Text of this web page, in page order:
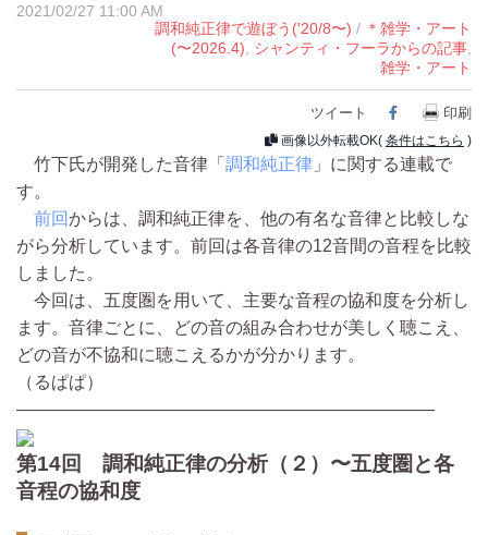
2021/02/27 11:00 AM
調和純正律で遊ぼう('20/8〜) / ＊雑学・アート
(〜2026.4), シャンティ・フーラからの記事,
雑学・アート
ツイート Facebook
印刷
画像以外転載OK( 条件はこちら )
竹下氏が開発した音律「 調和純正律 」に関する連載で
す。
前回からは、調和純正律を、他の有名な音律と比較しな
がら分析しています。前回は各音律の12音間の音程を比較
しました。
今回は、五度圏を用いて、主要な音程の協和度を分析し
ます。音律ごとに、どの音の組み合わせが美しく聴こえ、
どの音が不協和に聴こえるかが分かります。
（るぱぱ）
————————————————————————
第14回 調和純正律の分析（２）〜五度圏と各
音程の協和度